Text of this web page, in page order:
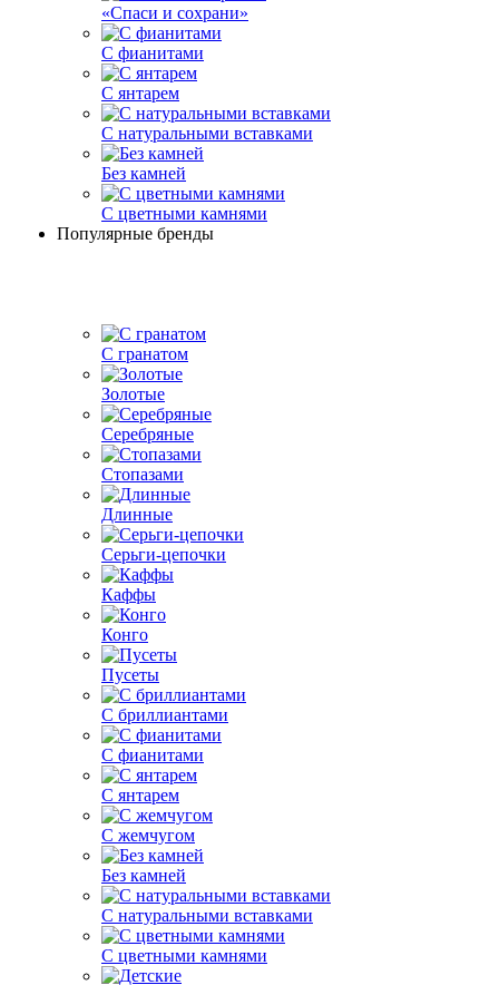
«Спаси и сохрани»
С фианитами
С янтарем
С натуральными вставками
Без камней
С цветными камнями
Популярные бренды
С гранатом
Золотые
Серебряные
Стопазами
Длинные
Серьги-цепочки
Каффы
Конго
Пусеты
С бриллиантами
С фианитами
С янтарем
С жемчугом
Без камней
С натуральными вставками
С цветными камнями